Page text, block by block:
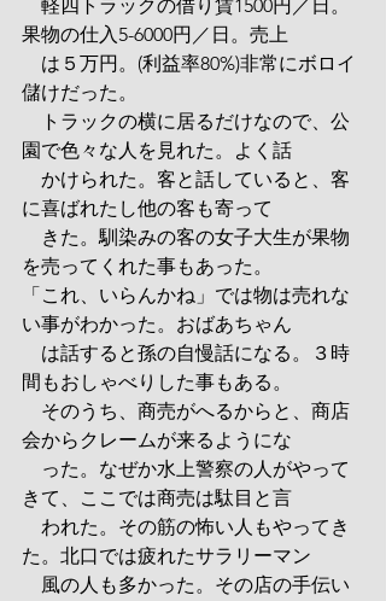
軽四トラックの借り賃1500円／日。
果物の仕入5-6000円／日。売上
は５万円。(利益率80%)非常にボロイ
儲けだった。
トラックの横に居るだけなので、公
園で色々な人を見れた。よく話
かけられた。客と話していると、客
に喜ばれたし他の客も寄って
きた。馴染みの客の女子大生が果物
を売ってくれた事もあった。
「これ、いらんかね」では物は売れな
い事がわかった。おばあちゃん
は話すると孫の自慢話になる。３時
間もおしゃべりした事もある。
そのうち、商売がへるからと、商店
会からクレームが来るようにな
った。なぜか水上警察の人がやって
きて、ここでは商売は駄目と言
われた。その筋の怖い人もやってき
た。北口では疲れたサラリーマン
風の人も多かった。その店の手伝い